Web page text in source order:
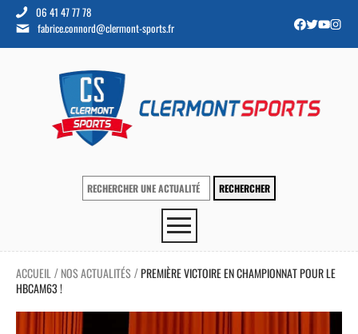
06 41 47 77 78
fabrice.connord@clermont-sports.fr
ACCUEIL / NOS ACTUALITÉS /PREMIÈRE VICTOIRE EN CHAMPIONNAT POUR LE
HBCAM63 !